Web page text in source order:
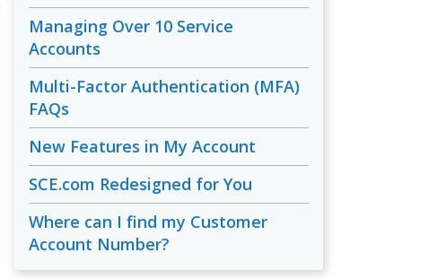
Managing Over 10 Service
Accounts
Multi-Factor Authentication (MFA)
FAQs
New Features in My Account
SCE.com Redesigned for You
Where can I find my Customer
Account Number?